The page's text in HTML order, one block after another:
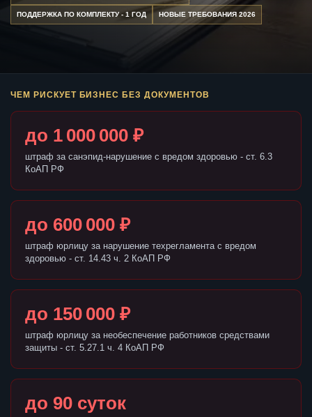
ПОДДЕРЖКА ПО КОМПЛЕКТУ - 1 ГОД НОВЫЕ ТРЕБОВАНИЯ 2026
ЧЕМ РИСКУЕТ БИЗНЕС БЕЗ ДОКУМЕНТОВ
до 1 000 000 ₽
штраф за санэпид-нарушение с вредом здоровью - ст. 6.3
КоАП РФ
до 600 000 ₽
штраф юрлицу за нарушение техрегламента с вредом
здоровью - ст. 14.43 ч. 2 КоАП РФ
до 150 000 ₽
штраф юрлицу за необеспечение работников средствами
защиты - ст. 5.27.1 ч. 4 КоАП РФ
до 90 суток